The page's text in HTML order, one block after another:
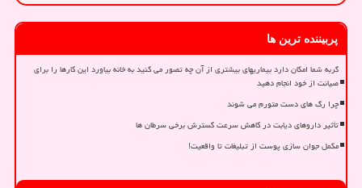
پربیننده ترین ها
گربه شما امکان دارد بیماریهای بیشتری از آن چه تصور می کنید به خانه بیاورد این کارها را برای
صیانت از خود انجام دهید
چرا رگ های دست متورم می شوند
تأثیر داروهای دیابت در کاهش سرعت گسترش برخی سرطان ها
مکمل جوان سازی پوست از تبلیغات تا واقعیت!